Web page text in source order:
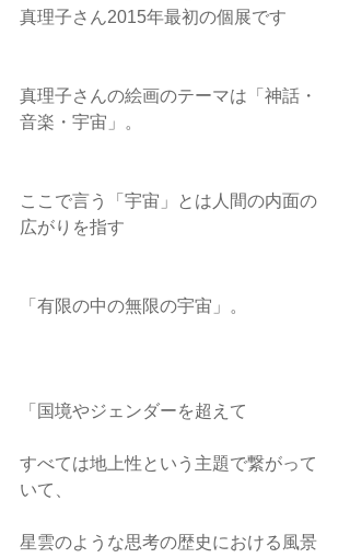
真理子さん2015年最初の個展です
真理子さんの絵画のテーマは「神話・
音楽・宇宙」。
ここで言う「宇宙」とは人間の内面の
広がりを指す
「有限の中の無限の宇宙」。
「国境やジェンダーを超えて
すべては地上性という主題で繋がって
いて、
星雲のような思考の歴史における風景